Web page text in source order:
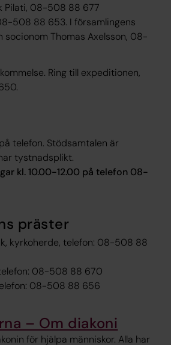
Pilati, 08-508 88 677
508 88 653. I församlingens
socionom Thomas Axelsson, 08-
Ring till expeditionen,
telefon. Stödsamtalen är
tystnadsplikt.
kl. 10.00-12.00 på telefon 08-
präster
kyrkoherde, telefon: 08-508 88
08-508 88 670
08-508 88 656
– Om diakoni
för hjälpa människor. Alla har